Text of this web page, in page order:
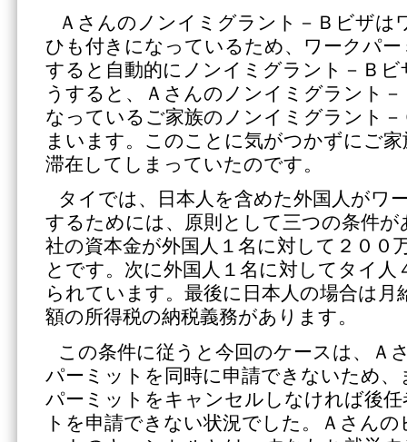
Ａさんのノンイミグラント－Ｂビザは
ひも付きになっているため、ワークパ
すると自動的にノンイミグラント－Ｂ
うすると、Ａさんのノンイミグラント
なっているご家族のノンイミグラント
まいます。このことに気がつかずにご
滞在してしまっていたのです。
タイでは、日本人を含めた外国人がワ
するためには、原則として三つの条件
社の資本金が外国人１名に対して２００
とです。次に外国人１名に対してタイ人
られています。最後に日本人の場合は月
額の所得税の納税義務があります。
この条件に従うと今回のケースは、Ａ
パーミットを同時に申請できないため
パーミットをキャンセルしなければ後
トを申請できない状況でした。Ａさん